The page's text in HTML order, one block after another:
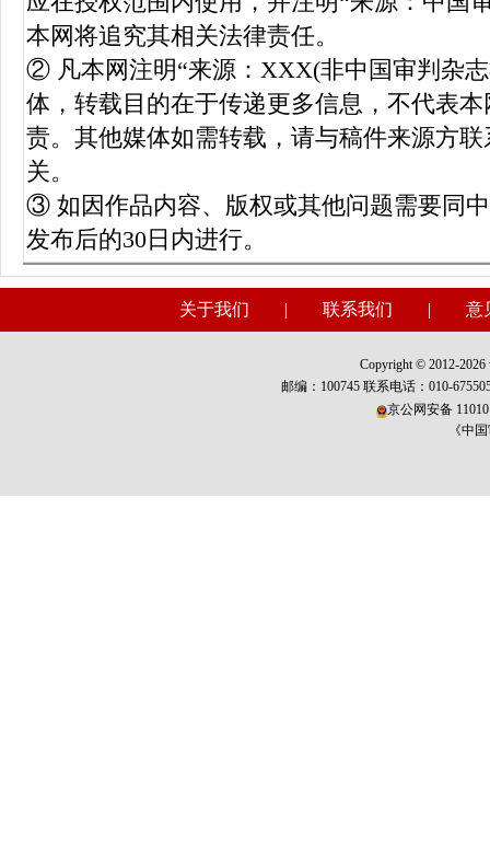
本网将追究其相关法律责任。
② 凡本网注明“来源：XXX(非中国审判杂
体，转载目的在于传递更多信息，不代表
责。其他媒体如需转载，请与稿件来源方
关。
③ 如因作品内容、版权或其他问题需要同
发布后的30日内进行。
关于我们 | 联系我们 | 意
Copyright © 2012-2026
邮编：100745 联系电话：010-
京公网安备
《中